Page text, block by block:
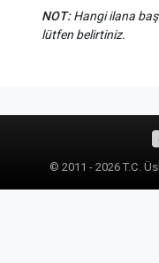
NOT:Hangi ilana
lütfen belirtiniz.
© 2011 - 2026 T.C.